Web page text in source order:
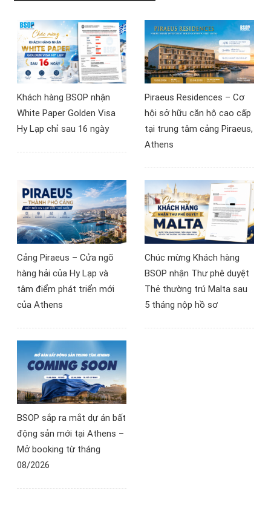
kỳ ai đang quan tâm tới
các cơ hội đầu tư ở quốc
đảo Địa Trung Hải này.
EUR, quyền cư trú toàn
cầu” do BSOP tổ chức tại
Hà Nội ngày 11/7/2026,
nhiều nhà đầu tư đã có
tiếp cận thị trường bất
động sản châu Âu.
Khách hàng BSOP nhận
White Paper Golden Visa
Hy Lạp chỉ sau 16 ngày
Piraeus Residences – Cơ
hội sở hữu căn hộ cao cấp
tại trung tâm cảng Piraeus,
Athens
Cảng Piraeus – Cửa ngõ
hàng hải của Hy Lạp và
tâm điểm phát triển mới
của Athens
Chúc mừng Khách hàng
BSOP nhận Thư phê duyệt
Thẻ thường trú Malta sau
5 tháng nộp hồ sơ
BSOP sắp ra mắt dự án bất
động sản mới tại Athens –
Mở booking từ tháng
08/2026